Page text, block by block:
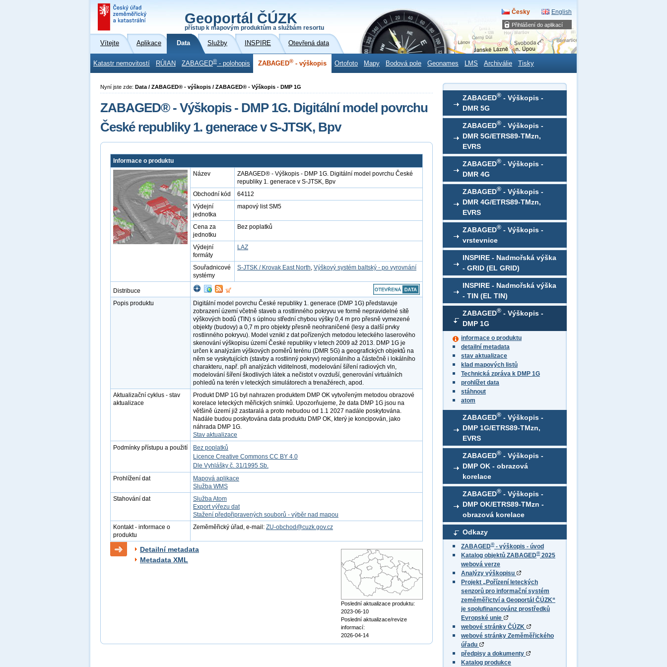
Přihlášení do aplikací
Geoportál ČÚZK
přístup k mapovým produktům a službám resortu
Česky English
Vítejte Aplikace Data Služby INSPIRE Otevřená data
Katastr nemovitostí RÚIAN ZABAGED® - polohopis ZABAGED® - výškopis Ortofoto Mapy Bodová pole Geonames LMS Archiválie Tisky
ZABAGED® - Výškopis -
DMR 5G
ZABAGED® - Výškopis -
DMR 5G/ETRS89-TMzn,
EVRS
ZABAGED® - Výškopis -
DMR 4G
ZABAGED® - Výškopis -
DMR 4G/ETRS89-TMzn,
EVRS
ZABAGED® - Výškopis -
vrstevnice
INSPIRE - Nadmořská výška
- GRID (EL GRID)
INSPIRE - Nadmořská výška
- TIN (EL TIN)
ZABAGED® - Výškopis -
DMP 1G
informace o produktu
detailní metadata
stav aktualizace
klad mapových listů
Technická zpráva k DMP 1G
prohlížet data
stáhnout
atom
ZABAGED® - Výškopis -
DMP 1G/ETRS89-TMzn,
EVRS
ZABAGED® - Výškopis -
DMP OK - obrazová
korelace
ZABAGED® - Výškopis -
DMP OK/ETRS89-TMzn -
obrazová korelace
Odkazy
ZABAGED®- výškopis - úvod
Katalog objektů ZABAGED®2025
webová verze
Analýzy výškopisu
Projekt „Pořízení leteckých
senzorů pro informační systém
zeměměřictví a Geoportál ČÚZK“
je spolufinancovánz prostředků
Evropské unie
webové stránky ČÚZK
webové stránky Zeměměřického
úřadu
předpisy a dokumenty
Katalog produkce
Nyní jste zde: Data / ZABAGED® - výškopis / ZABAGED® - Výškopis - DMP 1G
ZABAGED® - Výškopis - DMP 1G. Digitální model povrchu
České republiky 1. generace v S-JTSK, Bpv
Informace o produktu
Název
ZABAGED® - Výškopis - DMP 1G. Digitální model povrchu České
republiky 1. generace v S-JTSK, Bpv
Obchodní kód
64112
Výdejní
jednotka
mapový list SM5
Cena za
jednotku
Bez poplatků
Výdejní
formáty
LAZ
Souřadnicové
systémy
S-JTSK / Krovak East North, Výškový systém baltský - po vyrovnání
Distribuce
Popis produktu
Digitální model povrchu České republiky 1. generace (DMP 1G) představuje
zobrazení území včetně staveb a rostlinného pokryvu ve formě nepravidelné sítě
výškových bodů (TIN) s úplnou střední chybou výšky 0,4 m pro přesně vymezené
objekty (budovy) a 0,7 m pro objekty přesně neohraničené (lesy a další prvky
rostlinného pokryvu). Model vznikl z dat pořízených metodou leteckého laserového
skenování výškopisu území České republiky v letech 2009 až 2013. DMP 1G je
určen k analýzám výškových poměrů terénu (DMR 5G) a geografických objektů na
něm se vyskytujících (stavby a rostlinný pokryv) regionálního a částečně i lokálního
charakteru, např. při analýzách viditelnosti, modelování šíření radiových vln,
modelování šíření škodlivých látek a nečistot v ovzduší, generování virtuálních
pohledů na terén v leteckých simulátorech a trenažérech, apod.
Aktualizační cyklus - stav
aktualizace
Produkt DMP 1G byl nahrazen produktem DMP OK vytvořeným metodou obrazové
korelace leteckých měřických snímků. Upozorňujeme, že data DMP 1G jsou na
většině území již zastaralá a proto nebudou od 1.1 2027 nadále poskytována.
Nadále budou poskytována data produktu DMP OK, který je koncipován, jako
náhrada DMP 1G.
Stav aktualizace
Podmínky přístupu a použití
Bez poplatků
Licence Creative Commons CC BY 4.0
Dle Vyhlášky č. 31/1995 Sb.
Prohlížení dat
Mapová aplikace
Služba WMS
Stahování dat
Služba Atom
Export výřezu dat
Stažení předpřipravených souborů - výběr nad mapou
Kontakt - informace o
produktu
Zeměměřický úřad, e-mail: ZU-obchod@cuzk.gov.cz
Detailní metadata
Metadata XML
Poslední aktualizace produktu:
2023-06-10
Poslední aktualizace/revize
informací:
2026-04-14